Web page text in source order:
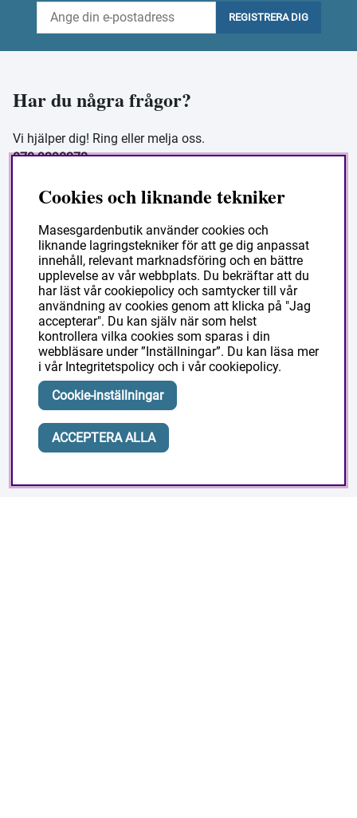
REGISTRERA DIG
Har du några frågor?
Vi hjälper dig! Ring eller melja oss.
070-9390272
butik@masesgarden.se
Information
Frakt och leverans
Köpvillkor
Så handlar du
Vanliga frågor
Om Masesgården
Ditt konto
Cookies och liknande tekniker
Masesgardenbutik använder cookies och
liknande lagringstekniker för att ge dig anpassat
innehåll, relevant marknadsföring och en bättre
upplevelse av vår webbplats. Du bekräftar att du
har läst vår cookiepolicy och samtycker till vår
användning av cookies genom att klicka på "Jag
accepterar". Du kan själv när som helst
kontrollera vilka cookies som sparas i din
webbläsare under ”Inställningar”. Du kan läsa mer
i vår Integritetspolicy och i vårcookiepolicy.
Cookie-inställningar
ACCEPTERA ALLA